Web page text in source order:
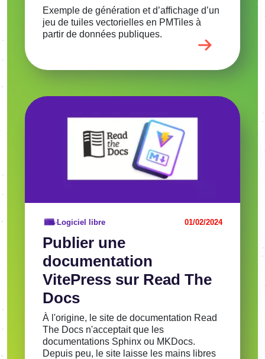
Exemple de géné­ra­tion et d’af­fi­chage d’un
jeu de tuiles vecto­rielles en PMTiles à
partir de données publiques.
Publier une
documentation
VitePress sur Read The
Docs
Logiciel libre 01/02/2024
À l'origine, le site de documentation Read
The Docs n'acceptait que les
documentations Sphinx ou MKDocs.
Depuis peu, le site laisse les mains libres
Voir l'article
Image